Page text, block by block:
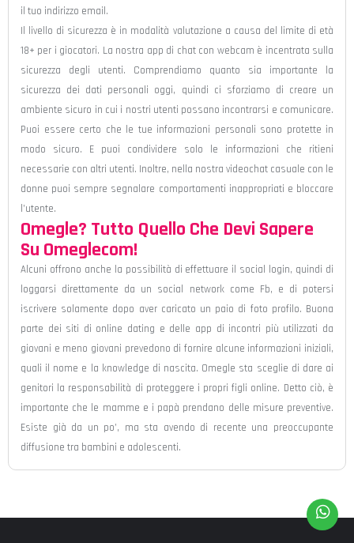
il tuo indirizzo email.
Il livello di sicurezza è in modalità valutazione a causa del limite di età
18+ per i giocatori. La nostra app di chat con webcam è incentrata sulla
sicurezza degli utenti. Comprendiamo quanto sia importante la
sicurezza dei dati personali oggi, quindi ci sforziamo di creare un
ambiente sicuro in cui i nostri utenti possano incontrarsi e comunicare.
Puoi essere certo che le tue informazioni personali sono protette in
modo sicuro. E puoi condividere solo le informazioni che ritieni
necessarie con altri utenti. Inoltre, nella nostra videochat casuale con le
donne puoi sempre segnalare comportamenti inappropriati e bloccare
l’utente.
Omegle? Tutto Quello Che Devi Sapere
Su Omeglecom!
Alcuni offrono anche la possibilità di effettuare il social login, quindi di
loggarsi direttamente da un social network come Fb, e di potersi
iscrivere solamente dopo aver caricato un paio di foto profilo. Buona
parte dei siti di online dating e delle app di incontri più utilizzati da
giovani e meno giovani prevedono di fornire alcune informazioni iniziali,
quali il nome e la knowledge di nascita. Omegle sta sceglie di dare ai
genitori la responsabilità di proteggere i propri figli online. Detto ciò, è
importante che le mamme e i papà prendano delle misure preventive.
Esiste già da un po’, ma sta avendo di recente una preoccupante
diffusione tra bambini e adolescenti.